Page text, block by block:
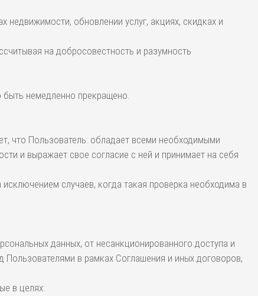
обновлении услуг, акциях, скидках и
на добросовестность и разумность
быть немедленно прекращено.
что Пользователь: обладает всеми необходимыми
и выражает свое согласие с ней и принимает на себя
случаев, когда такая проверка необходима в
данных, от несанкционированного доступа и
Пользователями в рамках Соглашения и иных договоров,
в целях: